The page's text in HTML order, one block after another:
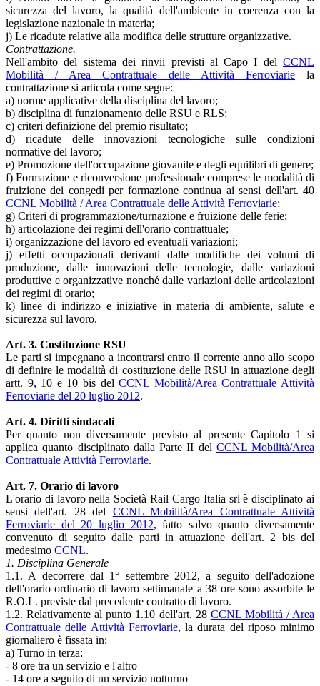
sicurezza del lavoro, la qualità dell'ambiente in coerenza con la
legislazione nazionale in materia;
j) Le ricadute relative alla modifica delle strutture organizzative.
Contrattazione.
Nell'ambito del sistema dei rinvii previsti al Capo I del CCNL
Mobilità / Area Contrattuale delle Attività Ferroviarie la
contrattazione si articola come segue:
a) norme applicative della disciplina del lavoro;
b) disciplina di funzionamento delle RSU e RLS;
c) criteri definizione del premio risultato;
d) ricadute delle innovazioni tecnologiche sulle condizioni
normative del lavoro;
e) Promozione dell'occupazione giovanile e degli equilibri di genere;
f) Formazione e riconversione professionale comprese le modalità di
fruizione dei congedi per formazione continua ai sensi dell'art. 40
CCNL Mobilità / Area Contrattuale delle Attività Ferroviarie;
g) Criteri di programmazione/turnazione e fruizione delle ferie;
h) articolazione dei regimi dell'orario contrattuale;
i) organizzazione del lavoro ed eventuali variazioni;
j) effetti occupazionali derivanti dalle modifiche dei volumi di
produzione, dalle innovazioni delle tecnologie, dalle variazioni
produttive e organizzative nonché dalle variazioni delle articolazioni
dei regimi di orario;
k) linee di indirizzo e iniziative in materia di ambiente, salute e
sicurezza sul lavoro.
Art. 3. Costituzione RSU
Le parti si impegnano a incontrarsi entro il corrente anno allo scopo
di definire le modalità di costituzione delle RSU in attuazione degli
artt. 9, 10 e 10 bis delCCNL Mobilità/Area Contrattuale Attività
Ferroviarie del 20 luglio 2012.
Art. 4. Diritti sindacali
Per quanto non diversamente previsto al presente Capitolo 1 si
applica quanto disciplinato dalla Parte II del CCNL Mobilità/Area
Contrattuale Attività Ferroviarie.
Art. 7. Orario di lavoro
L'orario di lavoro nella Società Rail Cargo Italia srl è disciplinato ai
sensi dell'art. 28 del CCNL Mobilità/Area Contrattuale Attività
Ferroviarie del 20 luglio 2012, fatto salvo quanto diversamente
convenuto di seguito dalle parti in attuazione dell'art. 2 bis del
medesimo CCNL.
1. Disciplina Generale
1.1. A decorrere dal 1° settembre 2012, a seguito dell'adozione
dell'orario ordinario di lavoro settimanale a 38 ore sono assorbite le
R.O.L. previste dal precedente contratto di lavoro.
1.2. Relativamente al punto 1.10 dell'art. 28 CCNL Mobilità / Area
Contrattuale delle Attività Ferroviarie, la durata del riposo minimo
giornaliero è fissata in:
a) Turno in terza:
- 8 ore tra un servizio e l'altro
- 14 ore a seguito di un servizio notturno